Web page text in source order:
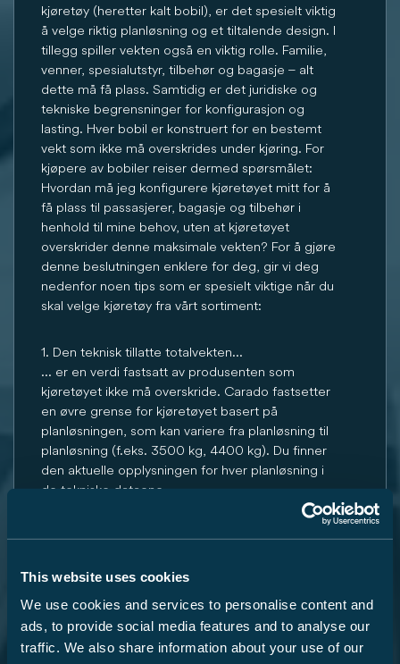
This website uses cookies
We use cookies and services to personalise content and
ads, to provide social media features and to analyse our
traffic. We also share information about your use of our
kjøretøy (heretter kalt bobil), er det spesielt viktig
å velge riktig planløsning og et tiltalende design. I
tillegg spiller vekten også en viktig rolle. Familie,
venner, spesialutstyr, tilbehør og bagasje – alt
dette må få plass. Samtidig er det juridiske og
tekniske begrensninger for konfigurasjon og
lasting. Hver bobil er konstruert for en bestemt
vekt som ikke må overskrides under kjøring. For
kjøpere av bobiler reiser dermed spørsmålet:
Hvordan må jeg konfigurere kjøretøyet mitt for å
få plass til passasjerer, bagasje og tilbehør i
henhold til mine behov, uten at kjøretøyet
overskrider denne maksimale vekten? For å gjøre
denne beslutningen enklere for deg, gir vi deg
nedenfor noen tips som er spesielt viktige når du
skal velge kjøretøy fra vårt sortiment:
1. Den teknisk tillatte totalvekten...
... er en verdi fastsatt av produsenten som
kjøretøyet ikke må overskride. Carado fastsetter
en øvre grense for kjøretøyet basert på
planløsningen, som kan variere fra planløsning til
planløsning (f.eks. 3500 kg, 4400 kg). Du finner
den aktuelle opplysningen for hver planløsning i
de tekniske dataene.
2. Vekten i kjøreklar tilstand......
standardutstyr pluss en fast vekt på 75 kg for
tilstand for kjøretøyet ditt avviker fra den
nominelle verdien som er angitt i
salgsdokumentene. Den tillatte toleransen er ± 5